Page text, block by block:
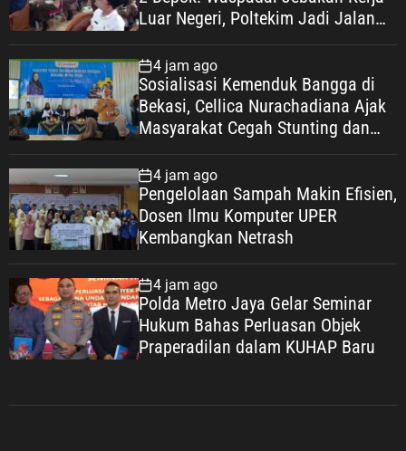
Luar Negeri, Poltekim Jadi Jalan
4 jam ago
Sosialisasi Kemenduk Bangga di
Bekasi, Cellica Nurachadiana Ajak
Masyarakat Cegah Stunting dan
4 jam ago
Pengelolaan Sampah Makin Efisien,
Dosen Ilmu Komputer UPER
Kembangkan Netrash
4 jam ago
Polda Metro Jaya Gelar Seminar
Hukum Bahas Perluasan Objek
Praperadilan dalam KUHAP Baru